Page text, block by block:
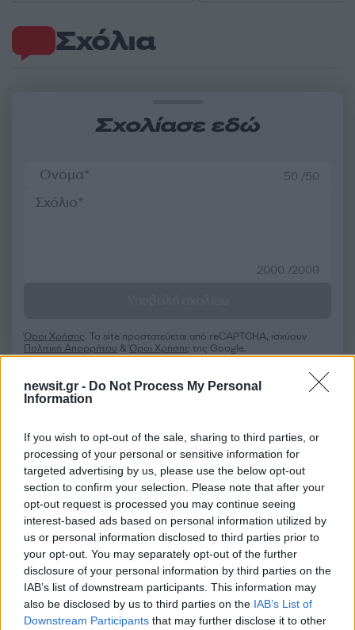
newsit.gr - Do Not Process My Personal
Information
If you wish to opt-out of the sale, sharing to third parties, or
processing of your personal or sensitive information for
targeted advertising by us, please use the below opt-out
section to confirm your selection. Please note that after your
opt-out request is processed you may continue seeing
interest-based ads based on personal information utilized by
us or personal information disclosed to third parties prior to
your opt-out. You may separately opt-out of the further
disclosure of your personal information by third parties on the
IAB’s list of downstream participants. This information may
also be disclosed by us to third parties on the IAB’s List of
Downstream Participants that may further disclose it to other
Σχόλια
Σχολίασε εδώ
50 /50
2000 /2000
Όροι Χρήσης. Το site προστατεύεται από reCAPTCHA, ισχύουν
Πολιτική Απορρήτου &Όροι Χρήσης της Google.
ΑΣΦΑΛΙΣΤΡΑ
Share:
Ακολουθήστε το Νewsit.gr στο Google Newsκαι
ενημερωθείτε πρώτοι για όλη την ειδησεογραφία και τα
τελευταία νέα της ημέρας
Πιο δημοφιλή